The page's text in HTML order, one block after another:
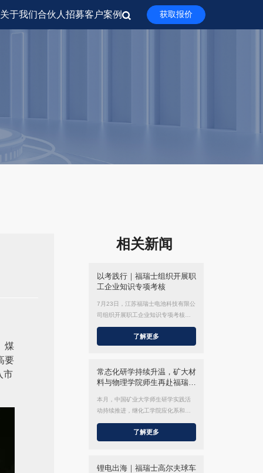
关于我们合伙人招募客户案例 获取报价
煤
要
市
相关新闻
以考践行｜福瑞士组织开展职
工企业知识专项考核
7月23日，江苏福瑞士电池科技有限公
司组织开展职工企业知识专项考核。
本次考核既是对全员知识掌握程度的
全面检验，更是一次统一思想、凝聚
想根基。 订单管理部、企划部、财务
部、综合管...
了解更多
常态化研学持续升温，矿大材
料与物理学院师生再赴福瑞士
本月，中国矿业大学师生研学实践活
动持续推进，继化工学院应化系和能
化系师生到访交流过后，又一批材料
与物理学院学子走进福瑞士，开展实
续承接高校常态化实践教学活动，以
了解更多
锂电出海｜福瑞士高尔夫球车